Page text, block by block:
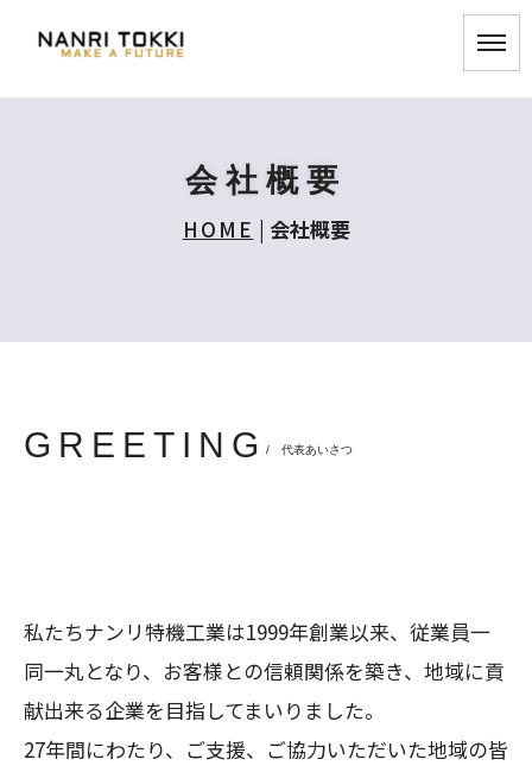
会社概要
HOME | 会社概要
GREETING / 代表あいさつ
私たちナンリ特機工業は1999年創業以来、従業員一
同一丸となり、お客様との信頼関係を築き、地域に貢
献出来る企業を目指してまいりました。
27年間にわたり、ご支援、ご協力いただいた地域の皆